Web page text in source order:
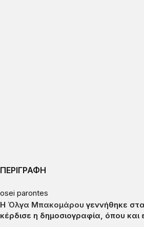
ΠΕΡΙΓΡΑΦΗ
osei parontes
Η Όλγα Μπακομάρου γεννήθηκε
κέρδισε η δημοσιογραφία, όπου